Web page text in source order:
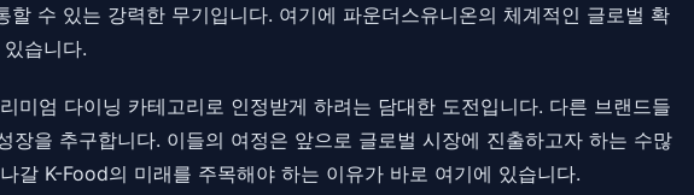
수 있는 강력한 무기입니다. 여기에 파운더스유니온의 체계적인 글로벌 확
습니다.
엄 다이닝 카테고리로 인정받게 하려는 담대한 도전입니다. 다른 브랜드들
을 추구합니다. 이들의 여정은 앞으로 글로벌 시장에 진출하고자 하는 수많
갈 K-Food의 미래를 주목해야 하는 이유가 바로 여기에 있습니다.